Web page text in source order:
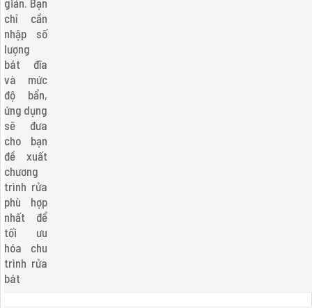
giản. Bạn
chỉ cần
nhập số
lượng
bát đĩa
và mức
độ bẩn,
ứng dụng
sẽ đưa
cho bạn
đề xuất
chương
trình rửa
phù hợp
nhất để
tối ưu
hóa chu
trình rửa
bát